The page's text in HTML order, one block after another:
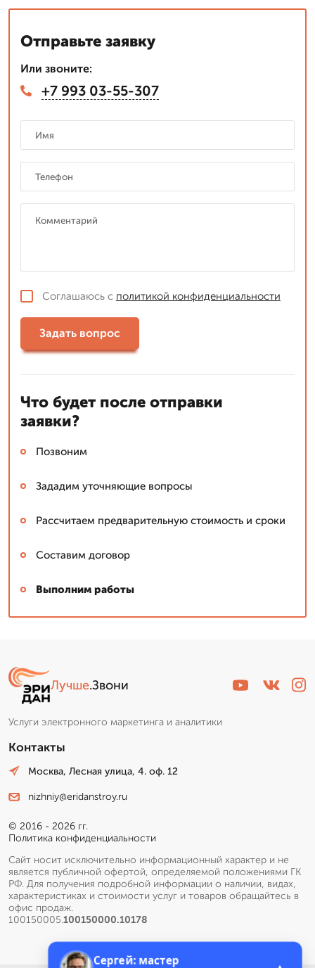
Отправьте заявку
Или звоните:
+7 993 03-55-307
Соглашаюсь с политикой конфиденциальности
Задать вопрос
Что будет после отправки
заявки?
Позвоним
Зададим уточняющие вопросы
Рассчитаем предварительную стоимость и сроки
Составим договор
Выполним работы
Лучше.Звони
Услуги электронного маркетинга и аналитики
Контакты
Москва, Лесная улица, 4. оф. 12
nizhniy@eridanstroy.ru
© 2016 - 2026 гг.
Политика конфиденциальности
Сайт носит исключительно информационный характер и не
является публичной офертой, определяемой положениями ГК
РФ. Для получения подробной информации о наличии, видах,
характеристиках и стоимости услуг и товаров обращайтесь в
офис продаж.
100150005.100150000.10178
Сергей: мастер